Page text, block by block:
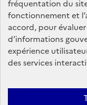
fréquentation du
fonctionnement et
accord, pour
d’informations
expérience
des services
Nos marchés
Nos offres d'emploi
FAQ
Glossaire